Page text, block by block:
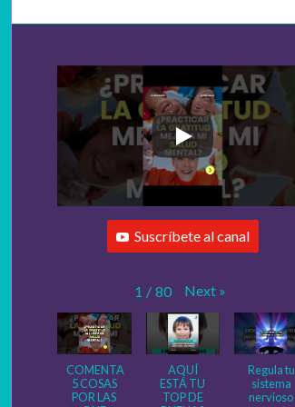
Suscríbete al canal
1 / 80 Next »
COMENTA
5 COSAS
POR LAS
AQUÍ
ESTÁ TU
TOP DE
Regula tu
sistema
nervioso